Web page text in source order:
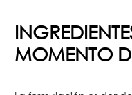
MOMENTO